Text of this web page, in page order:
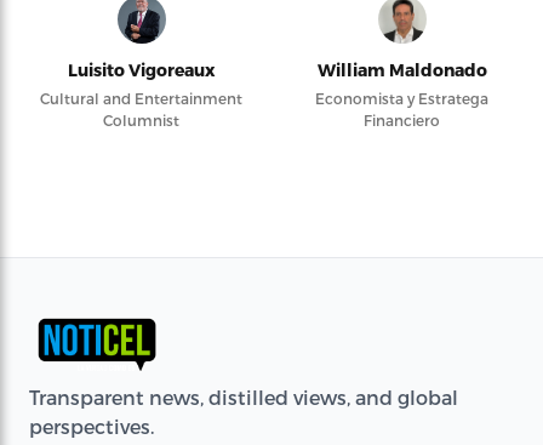
Luisito Vigoreaux
Cultural and Entertainment
Columnist
William Maldonado
Economista y Estratega
Financiero
Transparent news, distilled views, and global
perspectives.